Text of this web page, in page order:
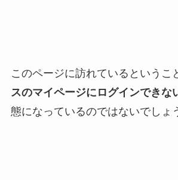
このページに訪れているというこ
スのマイページにログインできな
態になっているのではないでしょ